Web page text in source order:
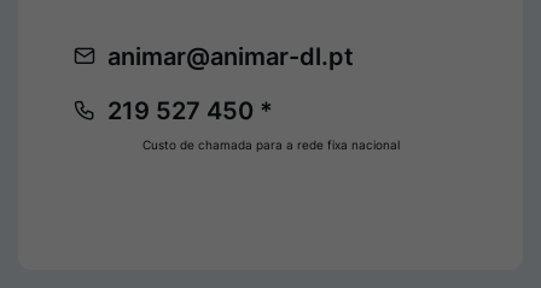
219 527 450 *
animar@animar-dl.pt
Custo de chamada para a rede fixa nacional